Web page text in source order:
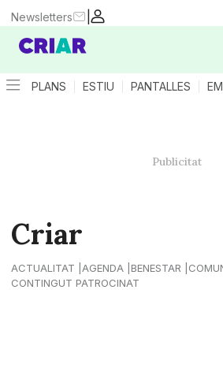
|
Newsletters
PLANS ESTIU PANTALLES
Criar
ACTUALITAT AGENDA BENESTAR
CONTINGUT PATROCINAT